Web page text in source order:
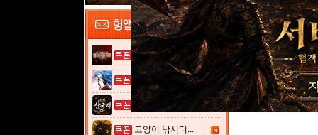
그레이 사가
열혈강호: 넥...
이것이 삼국지...
고양이 낚시터...